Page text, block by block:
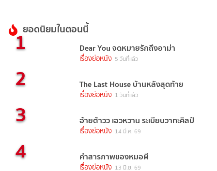
ยอดนิยมในตอนนี้
1 Dear You จดหมายรักถึงอาม่า
เรื่องย่อหนัง 5 วันที่แล้ว
2 The Last House บ้านหลังสุดท้าย
เรื่องย่อหนัง 1 วันที่แล้ว
3 อ้ายต้าวว เอวหวาน ระเบียบวาทะศิลป์
เรื่องย่อหนัง 14 มี.ค. 69
4 คำสารภาพของหมอผี
เรื่องย่อหนัง 13 มิ.ย. 69